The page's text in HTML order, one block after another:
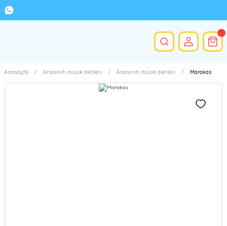
Anasayfa Anasınıfı müzik aletleri Anasınıfı müzik aletleri Marakas